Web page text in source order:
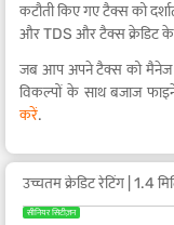
कटौती किए गए टैक्स को
और TDS और टैक्स क्रेडिट
जब आप अपने टैक्स को मैनेज
विकल्पों के साथ बजाज
करें.
सीनियर सिटीज़न